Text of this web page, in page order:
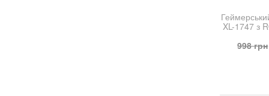
XL-1747 з
998грн